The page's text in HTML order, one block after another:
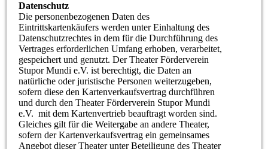
Datenschutz
Die personenbezogenen Daten des
Eintrittskartenkäufers werden unter Einhaltung des
Datenschutzrechtes in dem für die Durchführung des
Vertrages erforderlichen Umfang erhoben, verarbeitet,
gespeichert und genutzt. Der Theater Förderverein
Stupor Mundi e.V. ist berechtigt, die Daten an
natürliche oder juristische Personen weiterzugeben,
sofern diese den Kartenverkaufsvertrag durchführen
und durch den Theater Förderverein Stupor Mundi
e.V. mit dem Kartenvertrieb beauftragt worden sind.
Gleiches gilt für die Weitergabe an andere Theater,
sofern der Kartenverkaufsvertrag ein gemeinsames
Angebot dieser Theater unter Beteiligung des Theater